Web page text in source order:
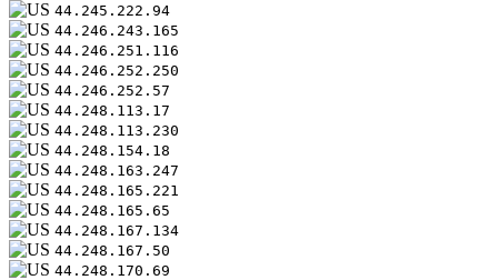
44.245.222.94
44.246.243.165
44.246.251.116
44.246.252.250
44.246.252.57
44.248.113.17
44.248.113.230
44.248.154.18
44.248.163.247
44.248.165.221
44.248.165.65
44.248.167.134
44.248.167.50
44.248.170.69